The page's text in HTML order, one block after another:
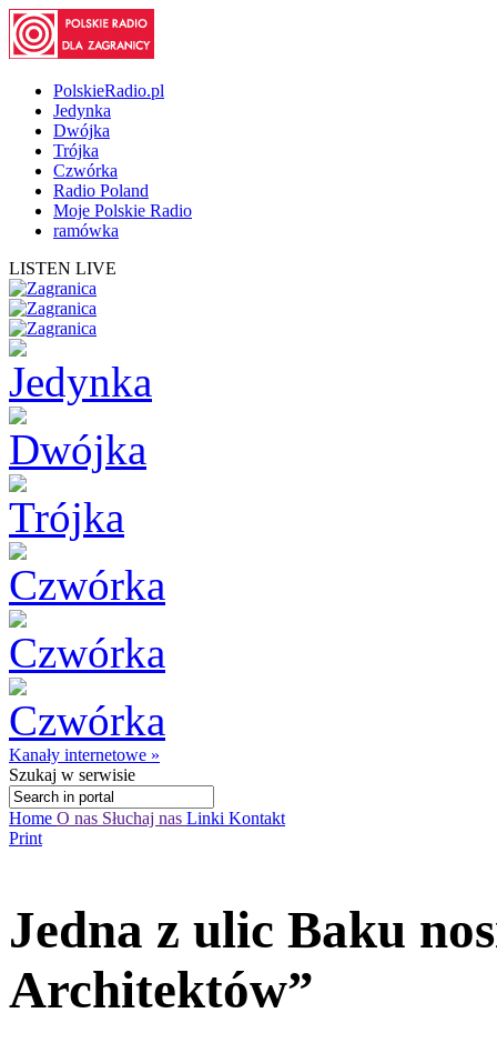
PolskieRadio.pl
Jedynka
Dwójka
Trójka
Czwórka
Radio Poland
Moje Polskie Radio
ramówka
LISTEN LIVE
Kanały internetowe »
Szukaj w serwisie
Home O nas Słuchaj nas Linki Kontakt
Print
Jedna z ulic Baku
Architektów”